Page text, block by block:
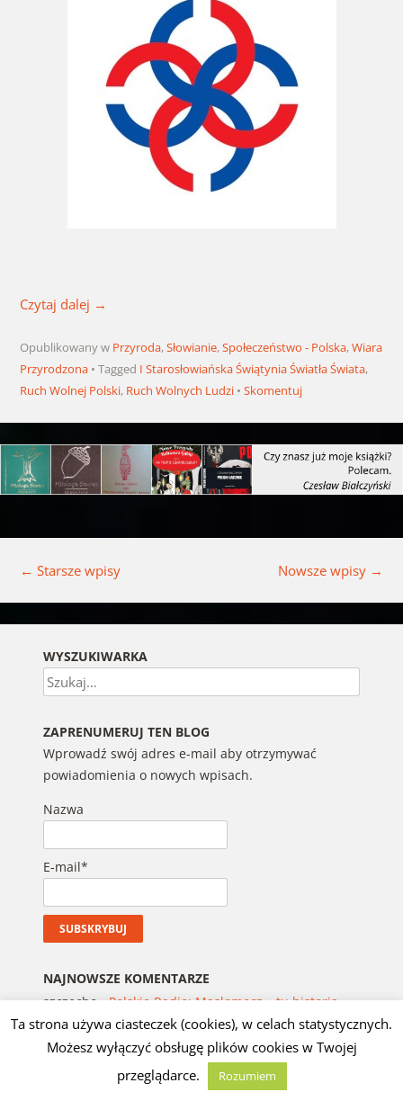
Czytaj dalej →
Opublikowany w Przyroda,Słowianie,Społeczeństwo - Polska,Wiara
Przyrodzona
Tagged I Starosłowiańska Świątynia Światła Świata,
Ruch Wolnej Polski, Ruch Wolnych Ludzi Skomentuj
← Starsze wpisy Nowsze wpisy →
WYSZUKIWARKA
Szukaj
ZAPRENUMERUJ TEN BLOG
Wprowadź swój adres e-mail aby otrzymywać
powiadomienia o nowych wpisach.
Nazwa
E-mail*
NAJNOWSZE KOMENTARZE
szczecho-Polskie Radio: Masłomęcz – tu historia
sprzed blisko 2000 lat wciąż żyje tuż pod
powierzchnią ziemi
Tadeusz Pruss Mroziński: ŚCIEŻKI GWIAZD,
Ta strona używa ciasteczek (cookies), w celach statystycznych.
Możesz wyłączyć obsługę plików cookies w Twojej
przeglądarce.
Rozumiem